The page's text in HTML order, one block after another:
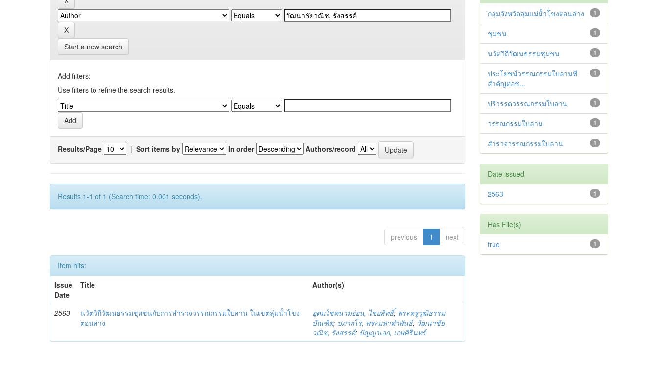
Start a new search
Add filters:
Use filters to refine the search results.
Results/Page | Sort items by In order Authors/record
Results 1-1 of 1 (Search time: 0.001 seconds).
previous 1 next
Item hits:
Issue
Date
Title Author(s)
2563
นวัตวิถีวัฒนธรรมชุมชนกับการสำรวจวรรณกรรมใบลาน ในเขตลุ่มน้ำโขง
ตอนล่าง
อุดมโชคนามอ่อน, ไชยสิทธิ์; พระครูวุฒิธรรม
บัณฑิต; ปภากโร, พระมหาคำพันธ์; วัฒนาชัย
วณิช, รังสรรค์; ปัญญาเอก, เกษศิรินทร์
1
กลุ่มจังหวัดลุ่มแม่น้ำโขงตอนล่าง
1
ชุมชน
1
นวัตวิถีวัฒนธรรมชุมชน
1
ประโยชน์วรรณกรรมใบลานที่
สำคัญต่อช...
1
ปริวรรตวรรณกรรมใบลาน
1
วรรณกรรมใบลาน
1
สำรวจวรรณกรรมใบลาน
Date issued
1
2563
Has File(s)
1
true